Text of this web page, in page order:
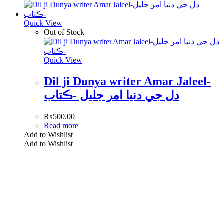
Quick View
Out of Stock
Quick View
Dil ji Dunya writer Amar Jaleel-
دل جي دنيا امر جليل -ڪتاب
₨500.00
Read more
Add to Wishlist
Add to Wishlist